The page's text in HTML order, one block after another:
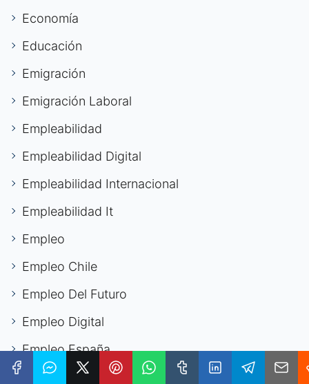
Economía
Educación
Emigración
Emigración Laboral
Empleabilidad
Empleabilidad Digital
Empleabilidad Internacional
Empleabilidad It
Empleo
Empleo Chile
Empleo Del Futuro
Empleo Digital
Empleo España
Empleo Europa